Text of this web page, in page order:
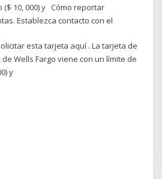
($ 10, 000) y Cómo reportar
Establezca contacto con el
esta tarjeta aquí . La tarjeta de
Wells Fargo viene con un límite de
y